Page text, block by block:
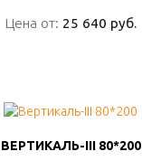
Цена от: 25 640 руб.
Цена от: 25 640 руб.
ВЕРТИКАЛЬ-III 80*200
ВЕРТИКАЛЬ-III 80*200